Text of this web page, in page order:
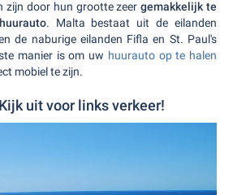
zijn door hun grootte zeer gemakkelijk te
. Malta bestaat uit de eilanden
de naburige eilanden Fifla en St. Paul's
manier is om uw huurauto op te halen
mobiel te zijn.
uit voor links verkeer!